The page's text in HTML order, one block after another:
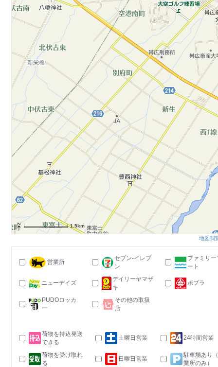
1.5km
地図閲
営業所
セブン-イレブ
ン
ファミリー
ート
ニューデイズ
デイリーヤマザ
キ
ポプラ
PUDOロッカ
ー
その他の取扱
店
荷物を持込発送
できる
土曜日営業 24時間営業
荷物を受け取れ
る
日曜日営業
駐車場あり
業所のみ）